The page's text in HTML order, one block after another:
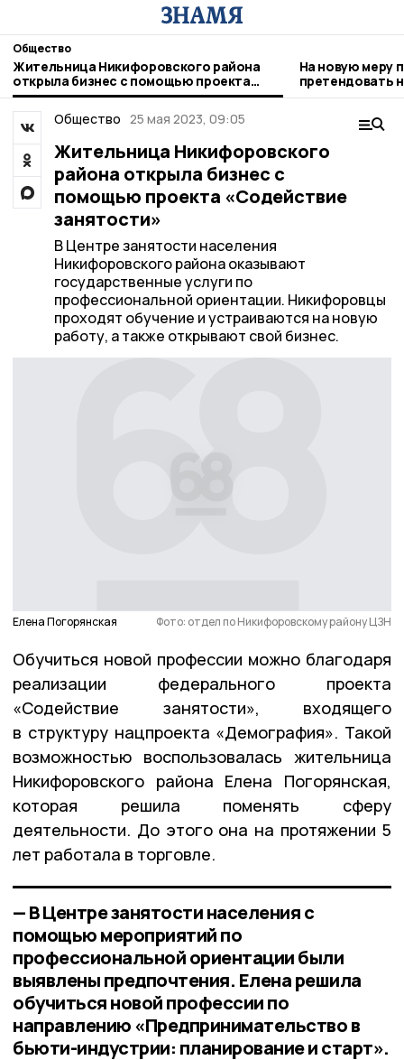
Общество
Жительница Никифоровского района
открыла бизнес с помощью проекта
«Содействие занятости»
На новую меру
претендовать
детьми
Общество 25 мая 2023, 09:05
Жительница Никифоровского
района открыла бизнес с
помощью проекта «Содействие
занятости»
В Центре занятости населения
Никифоровского района оказывают
государственные услуги по
профессиональной ориентации. Никифоровцы
проходят обучение и устраиваются на новую
работу, а также открывают свой бизнес.
Елена Погорянская Фото: отдел по Никифоровскому району ЦЗН
Обучиться новой профессии можно благодаря
реализации федерального проекта
«Содействие занятости», входящего
в структуру нацпроекта «Демография». Такой
возможностью воспользовалась жительница
Никифоровского района Елена Погорянская,
которая решила поменять сферу
деятельности. До этого она на протяжении 5
лет работала в торговле.
— В Центре занятости населения с
помощью мероприятий по
профессиональной ориентации были
выявлены предпочтения. Елена решила
обучиться новой профессии по
направлению «Предпринимательство в
бьюти-индустрии: планирование и старт».